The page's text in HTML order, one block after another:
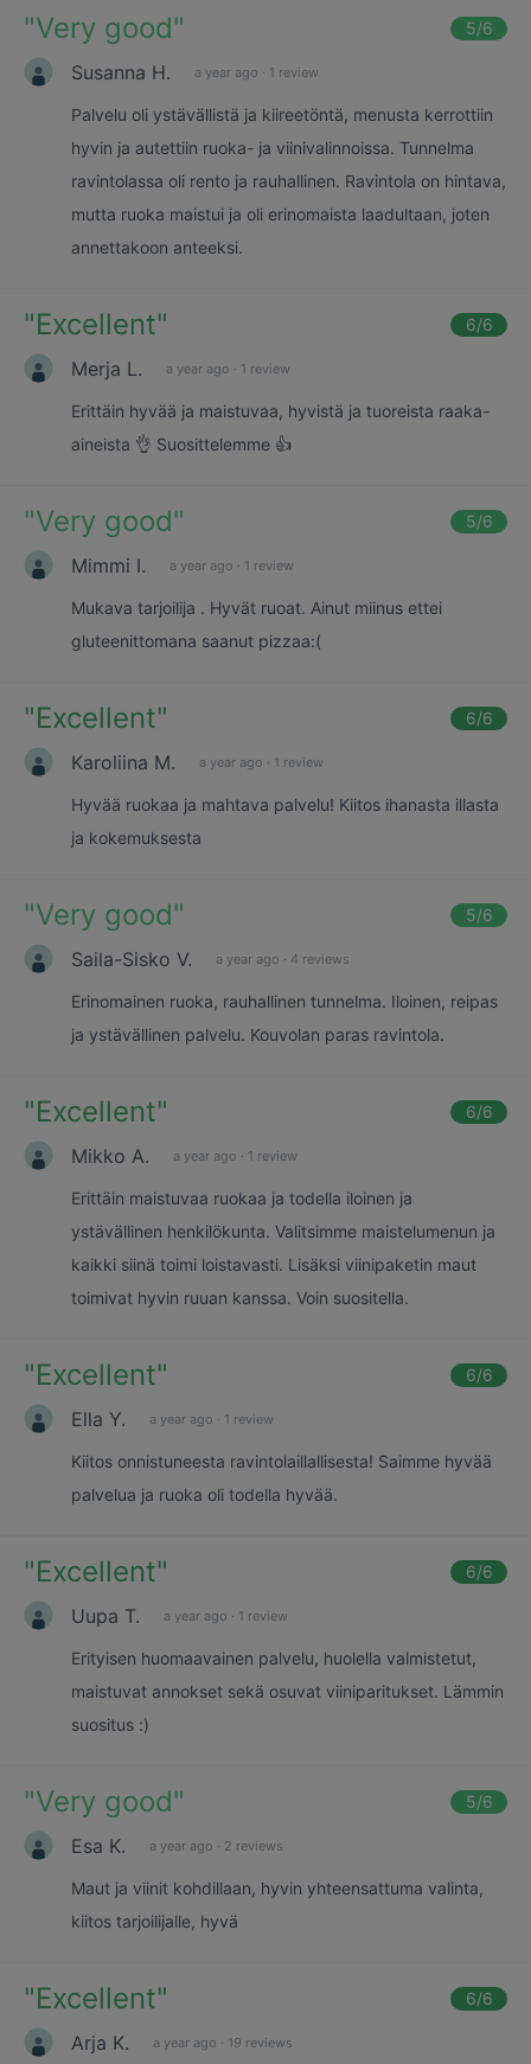
"Very good" 5/6
Susanna H. a year ago · 1 review
Palvelu oli ystävällistä ja kiireetöntä, menusta kerrottiin
hyvin ja autettiin ruoka- ja viinivalinnoissa. Tunnelma
ravintolassa oli rento ja rauhallinen. Ravintola on hintava,
mutta ruoka maistui ja oli erinomaista laadultaan, joten
annettakoon anteeksi.
"Excellent" 6/6
Merja L. a year ago · 1 review
Erittäin hyvää ja maistuvaa, hyvistä ja tuoreista raaka-
aineista 👌 Suosittelemme 👍
"Very good" 5/6
Mimmi I. a year ago · 1 review
Mukava tarjoilija . Hyvät ruoat. Ainut miinus ettei
gluteenittomana saanut pizzaa:(
"Excellent" 6/6
Karoliina M. a year ago · 1 review
Hyvää ruokaa ja mahtava palvelu! Kiitos ihanasta illasta
ja kokemuksesta
"Very good" 5/6
Saila-Sisko V. a year ago · 4 reviews
Erinomainen ruoka, rauhallinen tunnelma. Iloinen, reipas
ja ystävällinen palvelu. Kouvolan paras ravintola.
"Excellent" 6/6
Mikko A. a year ago · 1 review
Erittäin maistuvaa ruokaa ja todella iloinen ja
ystävällinen henkilökunta. Valitsimme maistelumenun ja
kaikki siinä toimi loistavasti. Lisäksi viinipaketin maut
toimivat hyvin ruuan kanssa. Voin suositella.
"Excellent" 6/6
Ella Y. a year ago · 1 review
Kiitos onnistuneesta ravintolaillallisesta! Saimme hyvää
palvelua ja ruoka oli todella hyvää.
"Excellent" 6/6
Uupa T. a year ago · 1 review
Erityisen huomaavainen palvelu, huolella valmistetut,
maistuvat annokset sekä osuvat viiniparitukset. Lämmin
suositus :)
"Very good" 5/6
Esa K. a year ago · 2 reviews
Maut ja viinit kohdillaan, hyvin yhteensattuma valinta,
kiitos tarjoilijalle, hyvä
"Excellent" 6/6
Arja K. a year ago · 19 reviews